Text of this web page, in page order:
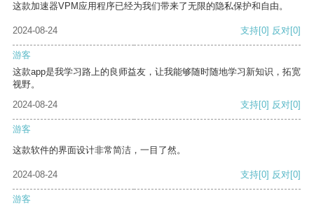
这款加速器VPM应用程序已经为我们带来了无限的隐私保护和自由。
2024-08-24 支持[0] 反对[0]
游客
这款app是我学习路上的良师益友，让我能够随时随地学习新知识，拓宽
视野。
2024-08-24
支持[0] 反对[0]
游客
这款软件的界面设计非常简洁，一目了然。
2024-08-24 支持[0] 反对[0]
游客